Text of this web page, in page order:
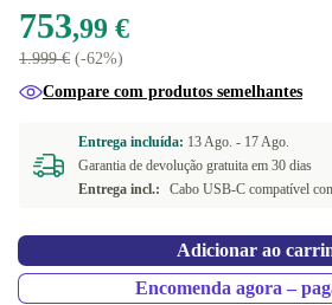
cor-de-rosa
753,99 €
1.999 € (-62%)
Compare com produtos semelhantes
Entrega incluída: 13 Ago. - 17 Ago.
Garantia de devolução gratuita em 30 dias
Entrega incl.:
Cabo USB-C compatível
Adicionar ao
Encomenda agora –